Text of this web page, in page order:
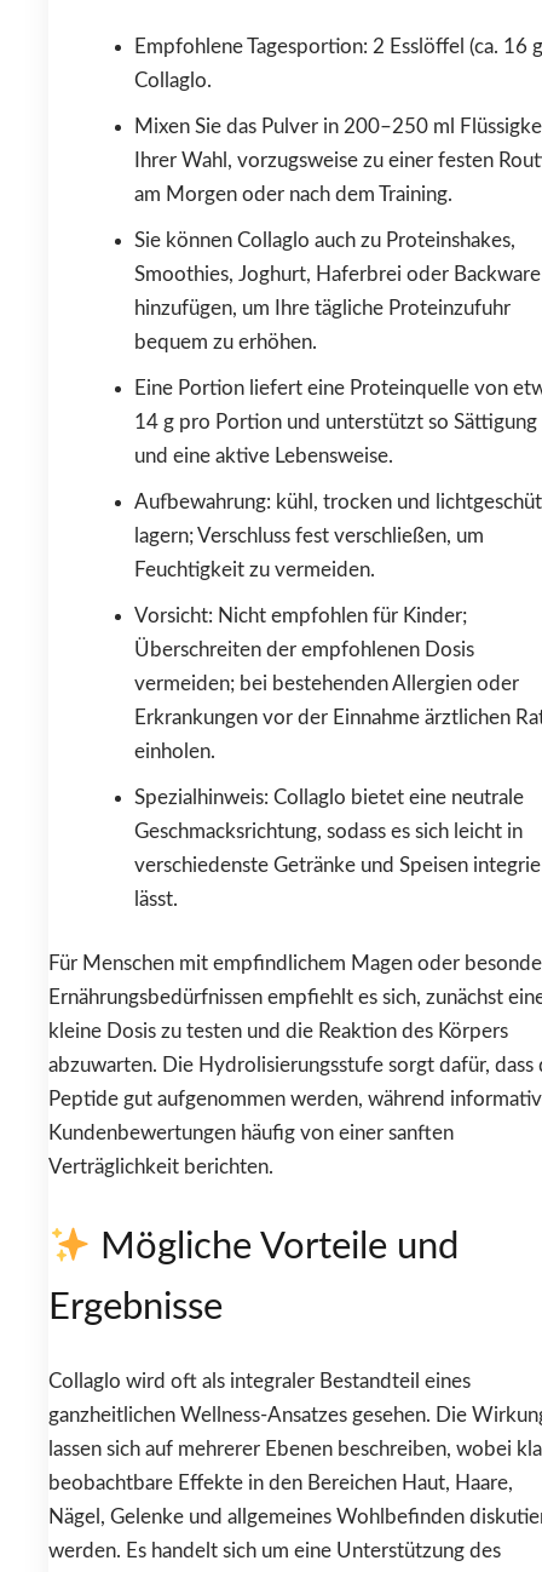
Empfohlene Tagesportion: 2 Esslöffel (ca. 16
Collaglo.
Mixen Sie das Pulver in 200–250 ml
Ihrer Wahl, vorzugsweise zu einer festen
am Morgen oder nach dem Training.
Sie können Collaglo auch zu Proteinshakes,
Smoothies, Joghurt, Haferbrei oder
hinzufügen, um Ihre tägliche Proteinzufuhr
bequem zu erhöhen.
Eine Portion liefert eine Proteinquelle von
14 g pro Portion und unterstützt so Sättigung
und eine aktive Lebensweise.
Aufbewahrung: kühl, trocken und
lagern; Verschluss fest verschließen, um
Feuchtigkeit zu vermeiden.
Vorsicht: Nicht empfohlen für Kinder;
Überschreiten der empfohlenen Dosis
vermeiden; bei bestehenden Allergien oder
Erkrankungen vor der Einnahme ärztlichen
einholen.
Spezialhinweis: Collaglo bietet eine neutrale
Geschmacksrichtung, sodass es sich leicht in
verschiedenste Getränke und Speisen
lässt.
Für Menschen mit empfindlichem Magen oder
Ernährungsbedürfnissen empfiehlt es sich, zunächst
kleine Dosis zu testen und die Reaktion des Körpers
abzuwarten. Die Hydrolisierungsstufe sorgt dafür, dass
Peptide gut aufgenommen werden, während
Kundenbewertungen häufig von einer sanften
Verträglichkeit berichten.
Mögliche Vorteile und
Ergebnisse
Collaglo wird oft als integraler Bestandteil eines
ganzheitlichen Wellness-Ansatzes gesehen. Die
lassen sich auf mehrerer Ebenen beschreiben, wobei
beobachtbare Effekte in den Bereichen Haut, Haare,
Nägel, Gelenke und allgemeines Wohlbefinden
werden. Es handelt sich um eine Unterstützung des